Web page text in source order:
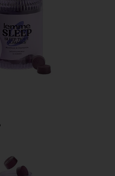
DE VITAMINA DEBLOAT